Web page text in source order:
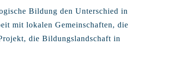
Bildung den Unterschied in
mit lokalen Gemeinschaften, die
die Bildungslandschaft in